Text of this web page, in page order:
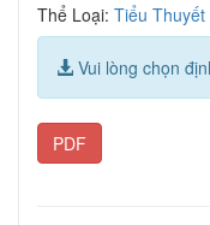
Thể Loại: Tiểu
Vui lòng chọn
PDF